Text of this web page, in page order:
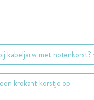
kabeljauw met notenkorst?
krokant korstje op